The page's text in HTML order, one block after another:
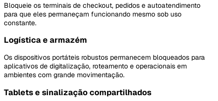
Bloqueie os terminais de checkout, pedidos e autoatendimento
para que eles permaneçam funcionando mesmo sob uso
constante.
Logística e armazém
Os dispositivos portáteis robustos permanecem bloqueados para
aplicativos de digitalização, roteamento e operacionais em
ambientes com grande movimentação.
Tablets e sinalização compartilhados